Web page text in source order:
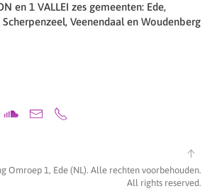
en 1 VALLEI zes gemeenten: Ede,
Scherpenzeel, Veenendaal en Woudenberg
Omroep 1, Ede (NL). Alle rechten voorbehouden.
All rights reserved.